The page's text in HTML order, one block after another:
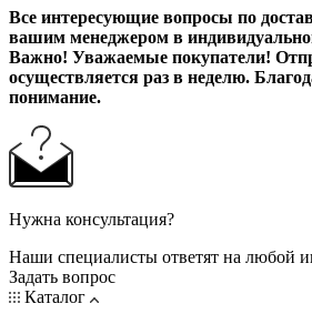
Все интересующие вопросы по
вашим менеджером в
Важно! Уважаемые покупатели!
осуществляется раз в неделю.
понимание.
Нужна консультация?
Наши специалисты ответят на любой
Задать вопрос
Каталог